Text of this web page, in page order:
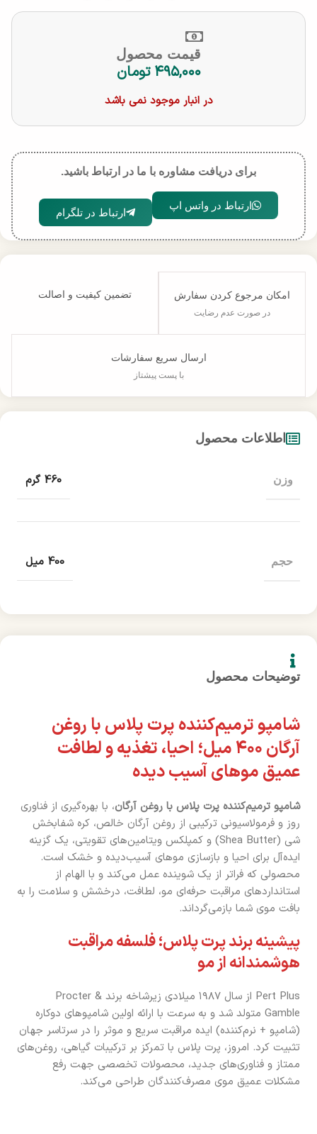
قیمت محصول
۴۹۵,۰۰۰ تومان
در انبار موجود نمی باشد
برای دریافت مشاوره با ما در ارتباط باشید.
ارتباط در واتس اپ
ارتباط در تلگرام
امکان مرجوع کردن سفارش
در صورت عدم رضایت
تضمین کیفیت و اصالت
ارسال سریع سفارشات
با پست پیشتاز
توضیحات محصول
شامپو ترمیم‌کننده پرت پلاس با روغن
آرگان ۴۰۰ میل؛ احیا، تغذیه و لطافت
عمیق موهای آسیب دیده
شامپو ترمیم‌کننده پرت پلاس با روغن آرگان، با بهره‌گیری از فناوری
روز و فرمولاسیونی ترکیبی از روغن آرگان خالص، کره شفابخش
شی (Shea Butter) و کمپلکس ویتامین‌های تقویتی، یک گزینه
ایده‌آل برای احیا و بازسازی موهای آسیب‌دیده و خشک است.
محصولی که فراتر از یک شوینده عمل می‌کند و با الهام از
استانداردهای مراقبت حرفه‌ای مو، لطافت، درخشش و سلامت را به
بافت موی شما بازمی‌گرداند.
پیشینه برند پرت پلاس؛ فلسفه مراقبت
هوشمندانه از مو
Pert Plus از سال ۱۹۸۷ میلادی زیرشاخه برند Procter &
Gamble متولد شد و به سرعت با ارائه اولین شامپوهای دوکاره
(شامپو + نرم‌کننده) ایده مراقبت سریع و موثر را در سرتاسر جهان
تثبیت کرد. امروز، پرت پلاس با تمرکز بر ترکیبات گیاهی، روغن‌های
ممتاز و فناوری‌های جدید، محصولات تخصصی جهت رفع
مشکلات عمیق موی مصرف‌کنندگان طراحی می‌کند.
اطلاعات محصول
وزن 460 گرم
حجم 400 میل